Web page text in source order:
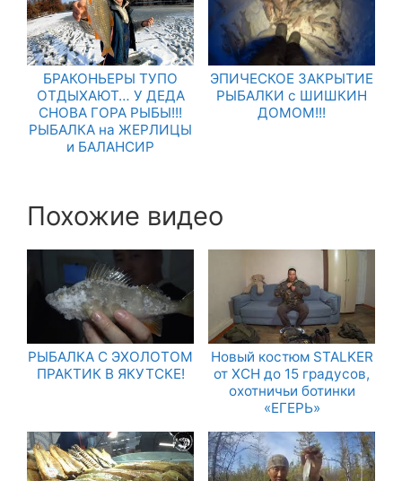
БРАКОНЬЕРЫ ТУПО
ОТДЫХАЮТ… У ДЕДА
СНОВА ГОРА РЫБЫ!!!
РЫБАЛКА на ЖЕРЛИЦЫ
и БАЛАНСИР
ЭПИЧЕСКОЕ ЗАКРЫТИЕ
РЫБАЛКИ с ШИШКИН
ДОМОМ!!!
Похожие видео
РЫБАЛКА С ЭХОЛОТОМ
ПРАКТИК В ЯКУТСКЕ!
Новый костюм STALKER
от ХСН до 15 градусов,
охотничьи ботинки
«ЕГЕРЬ»